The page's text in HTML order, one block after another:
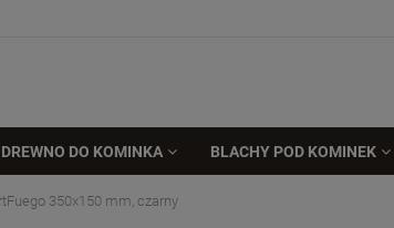
DO KOMINKA BLACHY POD KOMINEK
350x150 mm, czarny